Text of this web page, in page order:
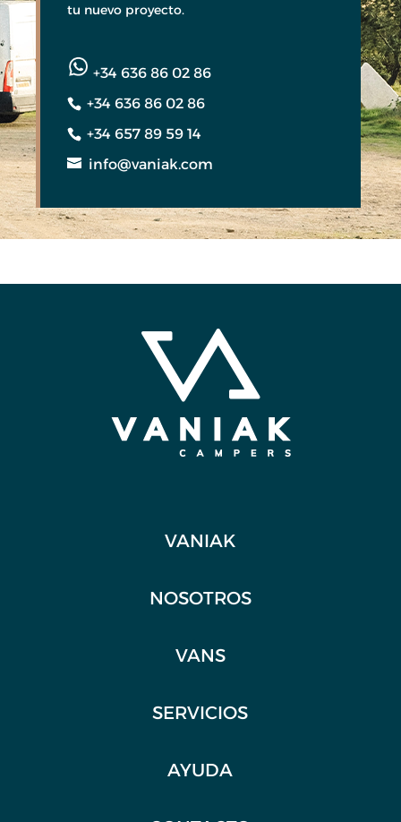
tu nuevo proyecto.
+34 636 86 02 86
+34 636 86 02 86
+34 657 89 59 14
info@vaniak.com
VANIAK
NOSOTROS
VANS
SERVICIOS
AYUDA